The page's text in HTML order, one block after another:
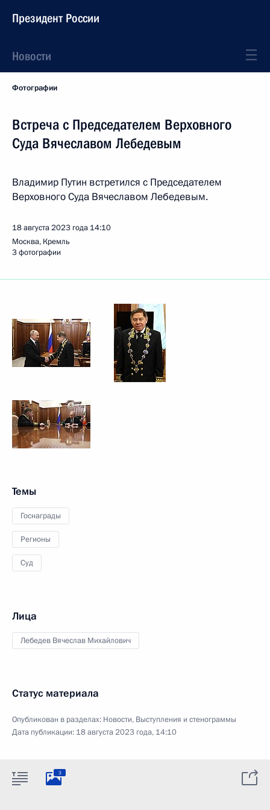
Президент России
Новости
Фотографии
Встреча с Председателем Верховного
Суда Вячеславом Лебедевым
Владимир Путин встретился с Председателем
Верховного Суда Вячеславом Лебедевым.
18 августа 2023 года 14:10
Москва, Кремль
3 фотографии
Темы
Госнаграды
Регионы
Суд
Лица
Лебедев Вячеслав Михайлович
Статус материала
Опубликован в разделах: Новости, Выступления и стенограммы
Дата публикации: 18 августа 2023 года, 14:10
3